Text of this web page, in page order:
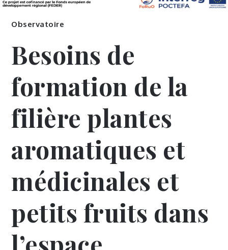
Observatoire
Besoins de
formation de la
filière plantes
aromatiques et
médicinales et
petits fruits dans